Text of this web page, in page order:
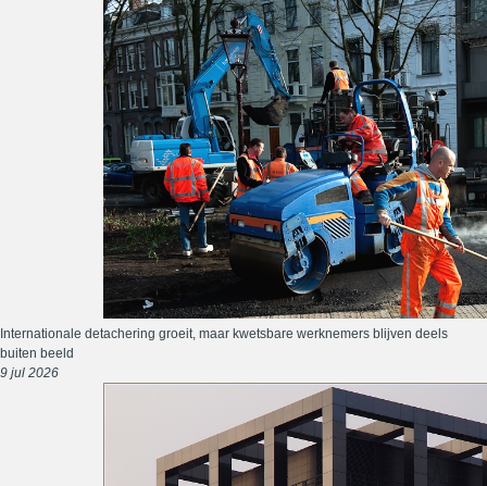
Internationale detachering groeit, maar kwetsbare werknemers blijven deels
buiten beeld
9 jul 2026